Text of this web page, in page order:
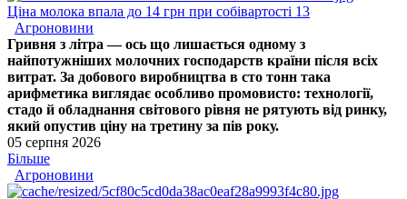
Ціна молока впала до 14 грн при собівартості 13
Агроновини
Гривня з літра — ось що лишається одному з
найпотужніших молочних господарств країни після всіх
витрат. За добового виробництва в сто тонн така
арифметика виглядає особливо промовисто: технології,
стадо й обладнання світового рівня не рятують від ринку,
який опустив ціну на третину за пів року.
05 серпня 2026
Більше
Агроновини